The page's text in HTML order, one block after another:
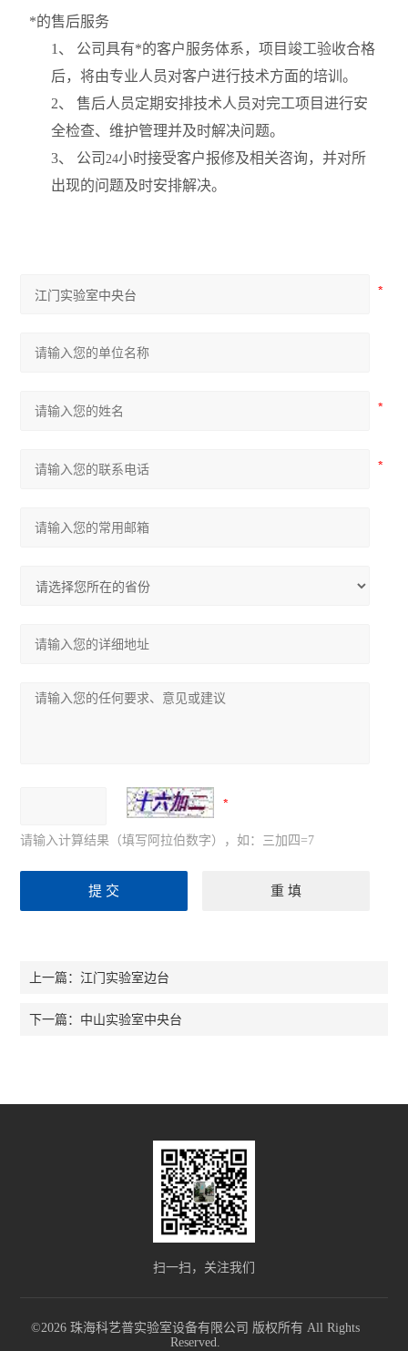
*的售后服务
1 、 公司具有*的客户服务体系，项目竣工验收合格
后，将由专业人员对客户进行技术方面的培训。
2、 售后人员定期安排技术人员对完工项目进行安
全检查、维护管理并及时解决问题。
3、 公司 24小时接受客户报修及相关咨询，并对所
出现的问题及时安排解决。
请输入计算结果（填写阿拉伯数字），如：三加四=7
上一篇：江门实验室边台
下一篇： 中山实验室中央台
扫一扫，关注我们
©2026 珠海科艺普实验室设备有限公司 版权所有 All Rights
Reserved.